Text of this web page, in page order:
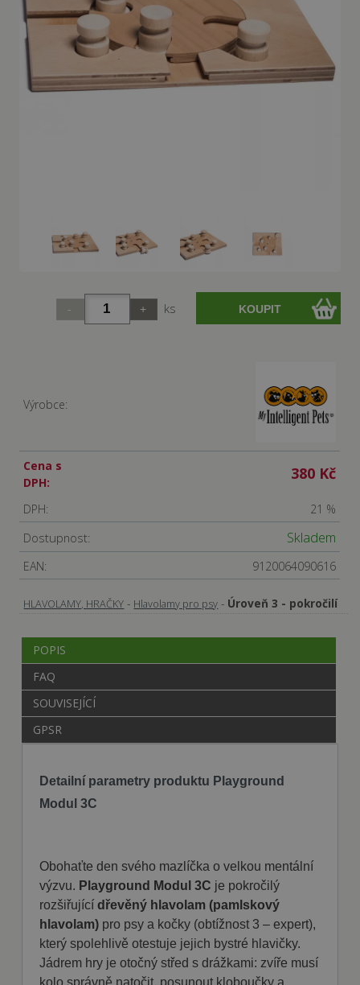
ks
Výrobce:
Cena s
DPH:
380 Kč
DPH: 21 %
Dostupnost: Skladem
EAN: 9120064090616
HLAVOLAMY, HRAČKY - Hlavolamy pro psy - Úroveň 3 - pokročilí
POPIS
FAQ
SOUVISEJÍCÍ
GPSR
Detailní parametry produktu Playground
Modul 3C
Obohaťte den svého mazlíčka o velkou mentální
výzvu. Playground Modul 3C je pokročilý
rozšiřujícídřevěný hlavolam (pamlskový
hlavolam) pro psy a kočky (obtížnost 3 – expert),
který spolehlivě otestuje jejich bystré hlavičky.
Jádrem hry je otočný střed s drážkami: zvíře musí